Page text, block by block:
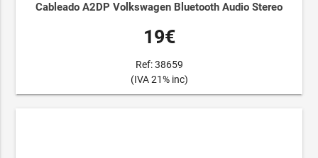
Cableado A2DP Volkswagen Bluetooth Audio Stereo
19€
Ref: 38659
(IVA 21% inc)